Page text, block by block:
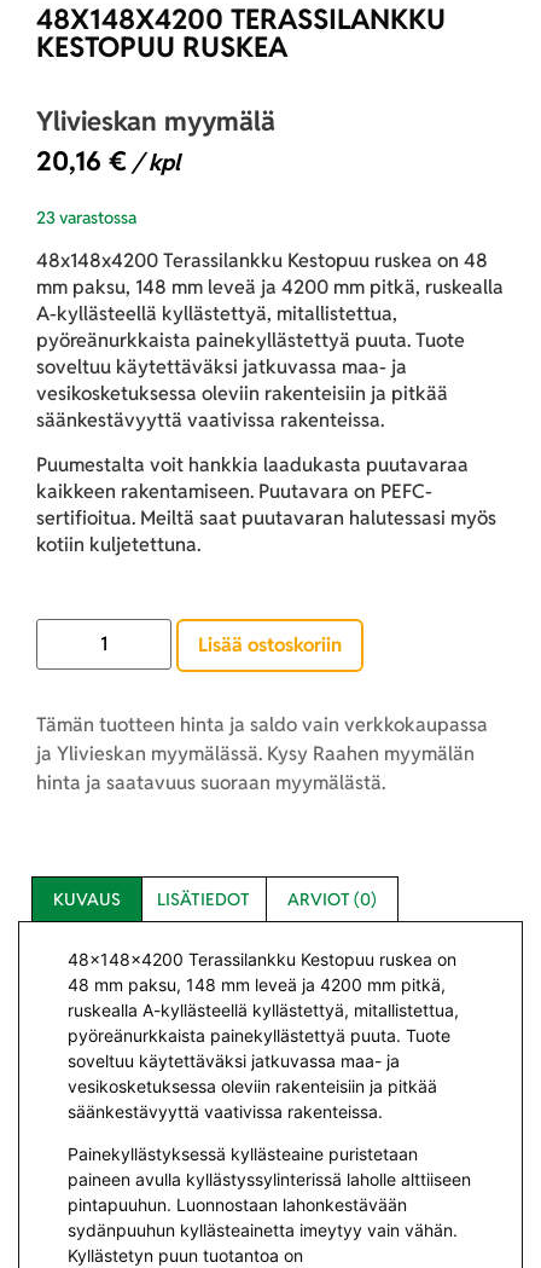
48X148X4200 TERASSILANKKU
KESTOPUU RUSKEA
Ylivieskan myymälä
20,16 € / kpl
23 varastossa
48x148x4200 Terassilankku Kestopuu ruskea on 48
mm paksu, 148 mm leveä ja 4200 mm pitkä, ruskealla
A-kyllästeellä kyllästettyä, mitallistettua,
pyöreänurkkaista painekyllästettyä puuta. Tuote
soveltuu käytettäväksi jatkuvassa maa- ja
vesikosketuksessa oleviin rakenteisiin ja pitkää
säänkestävyyttä vaativissa rakenteissa.
Puumestalta voit hankkia laadukasta puutavaraa
kaikkeen rakentamiseen. Puutavara on PEFC-
sertifioitua. Meiltä saat puutavaran halutessasi myös
kotiin kuljetettuna.
Lisää ostoskoriin
Tämän tuotteen hinta ja saldo vain verkkokaupassa
ja Ylivieskan myymälässä. Kysy Raahen myymälän
hinta ja saatavuus suoraan myymälästä.
KUVAUS LISÄTIEDOT ARVIOT (0)
48x148x4200 Terassilankku Kestopuu ruskea on
48 mm paksu, 148 mm leveä ja 4200 mm pitkä,
ruskealla A-kyllästeellä kyllästettyä, mitallistettua,
pyöreänurkkaista painekyllästettyä puuta. Tuote
soveltuu käytettäväksi jatkuvassa maa- ja
vesikosketuksessa oleviin rakenteisiin ja pitkää
säänkestävyyttä vaativissa rakenteissa.
Painekyllästyksessä kyllästeaine puristetaan
paineen avulla kyllästyssylinterissä laholle alttiiseen
pintapuuhun. Luonnostaan lahonkestävään
sydänpuuhun kyllästeainetta imeytyy vain vähän.
Kyllästetyn puun tuotantoa on